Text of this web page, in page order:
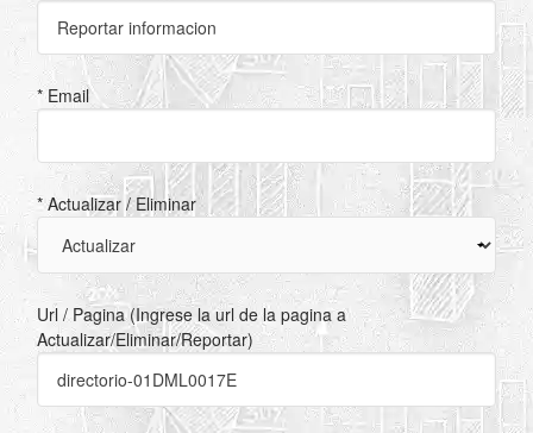
* Email
* Actualizar / Eliminar
Url / Pagina (Ingrese la url de la pagina a
Actualizar/Eliminar/Reportar)